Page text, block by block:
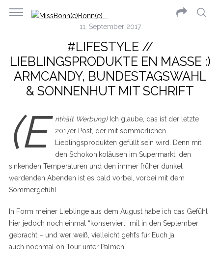
11. September 2017
#LIFESTYLE //
LIEBLINGSPRODUKTE EN MASSE :)
ARMCANDY, BUNDESTAGSWAHL
& SONNENHUT MIT SCHRIFT
(E nthält Werbung)Ich glaube, das ist der letzte
2017er Post, der mit sommerlichen
Lieblingsprodukten gefüllt sein wird. Denn mit
den Schokonikoläusen im Supermarkt, den
sinkenden Temperaturen und den immer früher dunkel
werdenden Abenden ist es bald vorbei, vorbei mit dem
Sommergefühl.
In Form meiner Lieblinge aus dem August habe ich das Gefühl
hier jedoch noch einmal “konserviert” mit in den September
gebracht – und wer weiß, vielleicht geht’s für Euch ja
auch nochmal on Tour unter Palmen.